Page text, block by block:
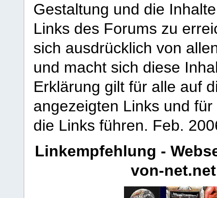
Gestaltung und die
Links des Forums zu
sich ausdrücklich von
und macht sich diese
Erklärung gilt für alle auf
angezeigten Links und
die Links führen. Feb.
Linkempfehlung -
von-net.net